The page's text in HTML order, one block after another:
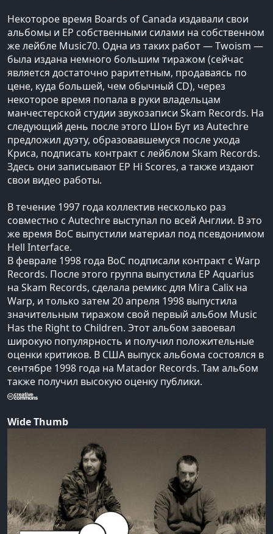
Некоторое время Boards of Canada издавали свои
альбомы и ЕР собственными силами на собственном
же лейбле Music70. Одна из таких работ — Twoism —
была издана немного большим тиражом (сейчас
является достаточно раритетным, продаваясь по
цене, куда большей, чем обычный CD), через
некоторое время попала в руки владельцам
манчестерской студии звукозаписи Skam Records. На
следующий день после этого Шон Бут из Autechre
предложил дуэту, образовавшемуся после ухода
Криса, подписать контракт с лейблом Skam Records.
Здесь они записывают ЕР Hi Scores, а также издают
свои видео работы.
В течение 1997 года коллектив несколько раз
совместно с Autechre выступал по всей Англии. В это
же время ВoС выпустили материал под псевдонимом
Hell Interface.
В феврале 1998 года ВoС подписали контракт с Warp
Records. После этого группа выпустила ЕР Aquarius
на Skam Records, сделала ремикс для Mira Calix на
Warp, и только затем 20 апреля 1998 выпустила
значительным тиражом свой первый альбом Music
Has the Right to Children. Этот альбом завоевал
широкую популярность и получил положительные
оценки критиков. В США выпуск альбома состоялся в
сентябре 1998 года на Matador Records. Там альбом
также получил высокую оценку публики.
Wide Thumb